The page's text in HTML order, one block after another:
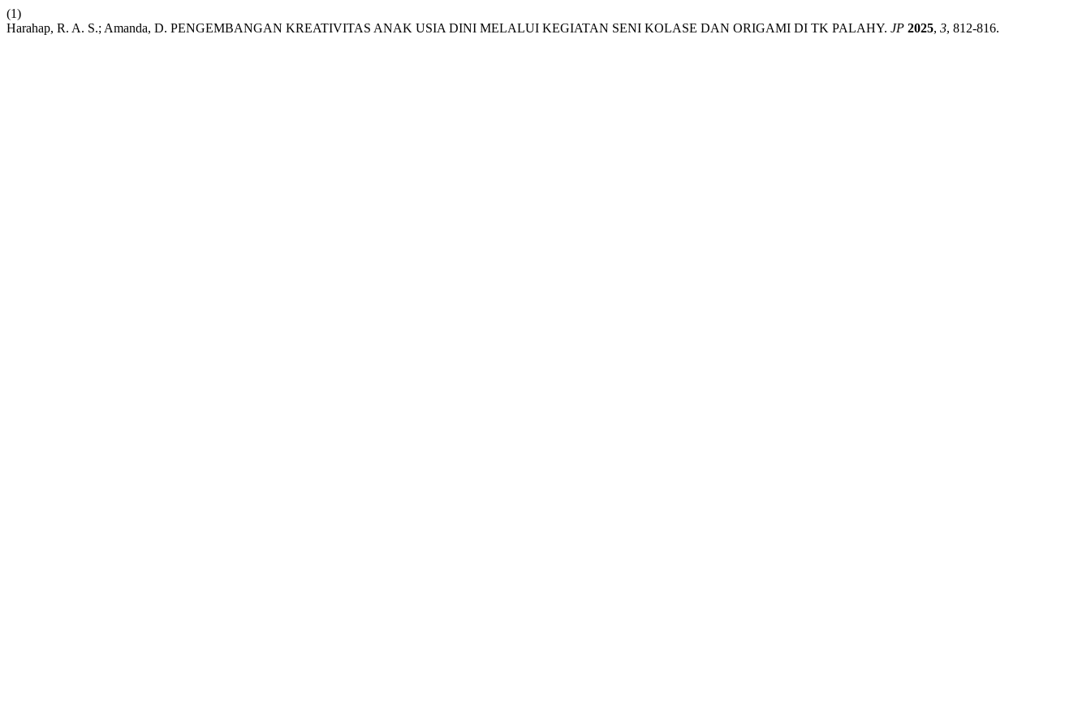
(1)
Harahap, R. A. S.; Amanda, D. PENGEMBANGAN KREATIVITAS ANAK USIA DINI MELALUI KEGIATAN SENI KOLASE DAN ORIGAMI DI TK PALAHY. JP 2025, 3, 812-816.